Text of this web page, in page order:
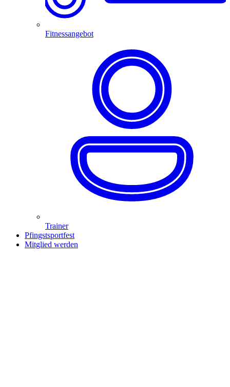
Fitnessangebot
Trainer
Pfingstsportfest
Mitglied werden